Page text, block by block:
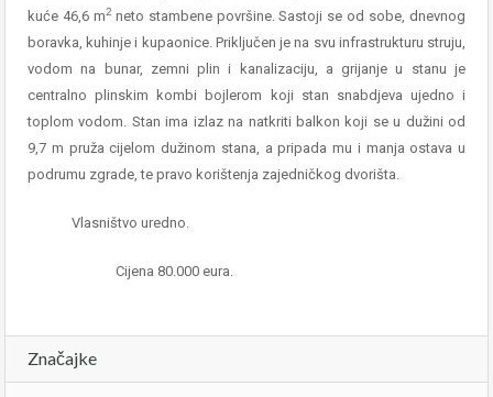
kuće 46,6 m2neto stambene površine. Sastoji se od sobe, dnevnog
boravka, kuhinje i kupaonice. Priključen je na svu infrastrukturu struju,
vodom na bunar, zemni plin i kanalizaciju, a grijanje u stanu je
centralno plinskim kombi bojlerom koji stan snabdjeva ujedno i
toplom vodom. Stan ima izlaz na natkriti balkon koji se u dužini od
9,7 m pruža cijelom dužinom stana, a pripada mu i manja ostava u
podrumu zgrade, te pravo korištenja zajedničkog dvorišta.
Vlasništvo uredno.
Cijena 80.000 eura.
Značajke